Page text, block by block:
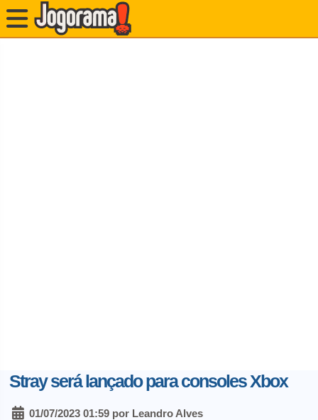
Stray será lançado para consoles Xbox
01/07/2023 01:59 por Leandro Alves